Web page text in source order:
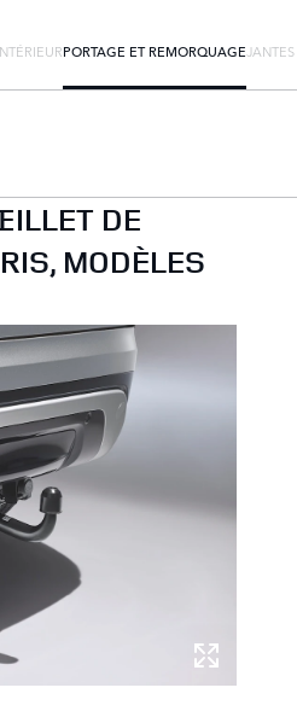
PORTAGE ET REMORQUAGE
DE
MODÈLES